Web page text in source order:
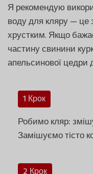
Я рекомендую
воду для кляру — це
хрустким. Якщо
частину свинини
апельсинової цедри
1 Крок
Робимо кляр:
Замішуємо тісто